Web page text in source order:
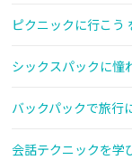
ピクニックに行こう
シックスパックに憧
バックパックで旅行
会話テクニックを学